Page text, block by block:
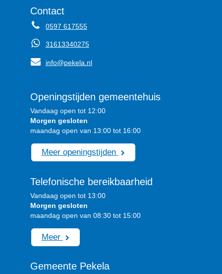
Contact
0597 617555
31613340275
info@pekela.nl
Openingstijden gemeentehuis
Vandaag open tot 12:00
Morgen gesloten
maandag open van 13:00 tot 16:00
Meer openingstijden
Telefonische bereikbaarheid
Vandaag open tot 13:00
Morgen gesloten
maandag open van 08:30 tot 15:00
Meer
Gemeente Pekela